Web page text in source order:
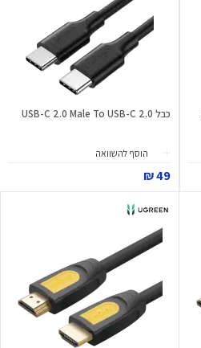
כבל USB-C 2.0 Male To USB-C 2.0
הוסף להשוואה
49 ₪